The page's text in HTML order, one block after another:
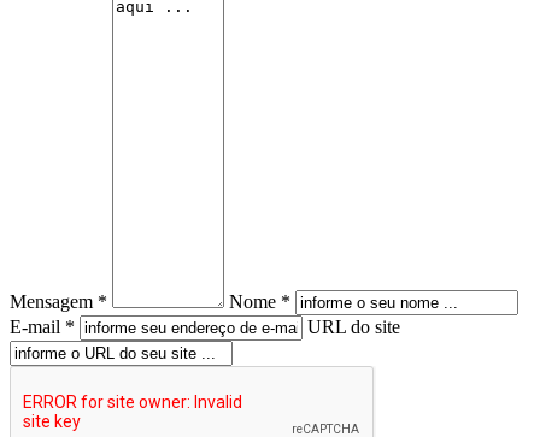
Mensagem *
Nome *
E-mail *
URL do site